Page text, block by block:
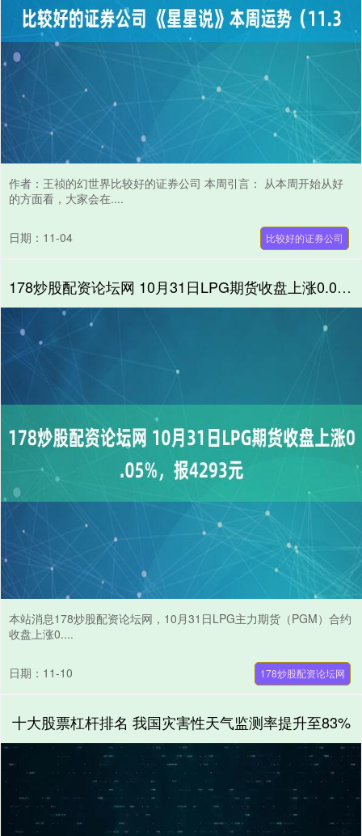
作者：王祯的幻世界比较好的证券公司 本周引言： 从本周开始从好
的方面看，大家会在....
日期：11-04 比较好的证券公司
178炒股配资论坛网 10月31日LPG期货收盘上涨0.05%，报4293元
本站消息178炒股配资论坛网，10月31日LPG主力期货（PGM）合约
收盘上涨0....
日期：11-10 178炒股配资论坛网
十大股票杠杆排名 我国灾害性天气监测率提升至83%